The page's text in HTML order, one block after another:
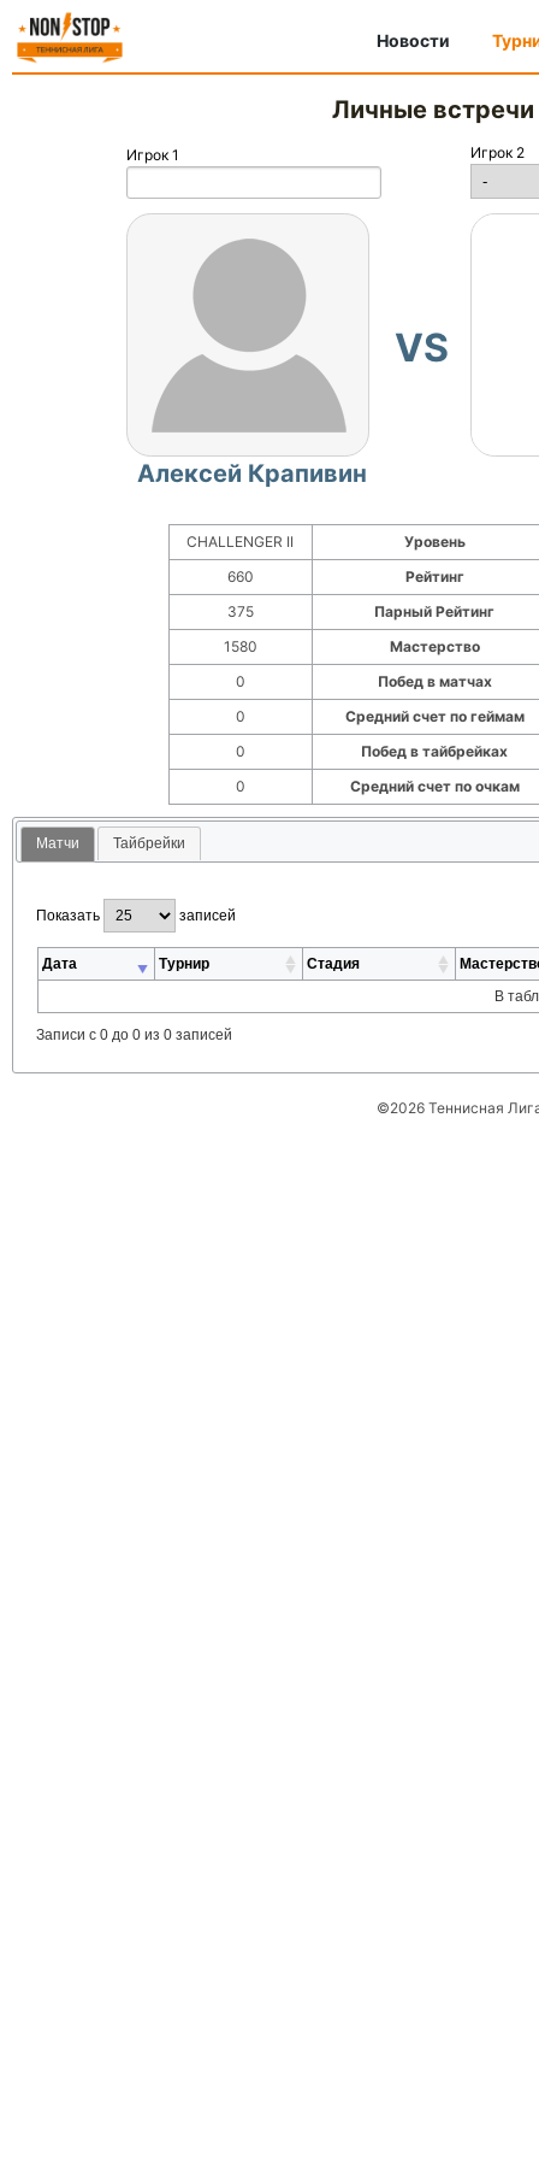
Новости
Личные встречи
Игрок 1
Алексей Крапивин
VS
Игрок 2
CHALLENGER II
Уровень
660
Рейтинг
375
Парный Рейтинг
1580
Мастерство
0
Побед в матчах
0
Средний счет по геймам
0
Побед в тайбрейках
0
Средний счет по очкам
Матчи Тайбрейки
Показать записей
Дата Турнир Стадия
В
Записи с 0 до 0 из 0 записей
©2026 Теннисная